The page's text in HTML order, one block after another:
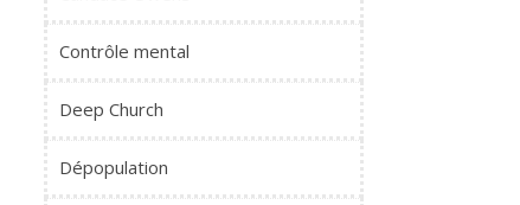
Contrôle mental
Deep Church
Dépopulation